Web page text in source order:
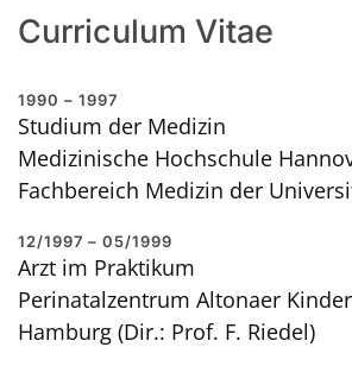
Curriculum Vitae
1990 – 1997
Studium der Medizin
Medizinische Hochschule
Fachbereich Medizin der
12/1997 – 05/1999
Arzt im Praktikum
Perinatalzentrum Altonaer
Hamburg (Dir.: Prof. F. Riedel)